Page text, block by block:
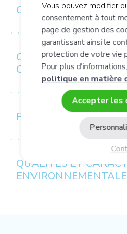
COMPOSITION
CONSEIL
CONSERVATION
PRÉCAUTIONS
QUALITÉS ET
Vous pouvez modifier
consentement à tout
page de gestion des
garantissant ainsi le
protection de votre vie
Pour plus
politique en matière
Accepter les